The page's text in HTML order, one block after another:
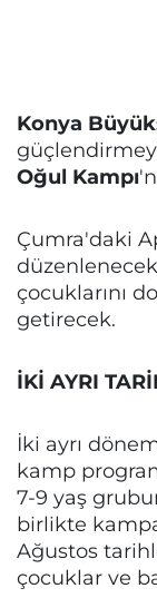
Konya
Oğul Kampı
Çumra'daki
çocuklarını
getirecek.
İKİ AYRI
İki ayrı
kamp
7-9 yaş
birlikte
Ağustos
çocuklar ve